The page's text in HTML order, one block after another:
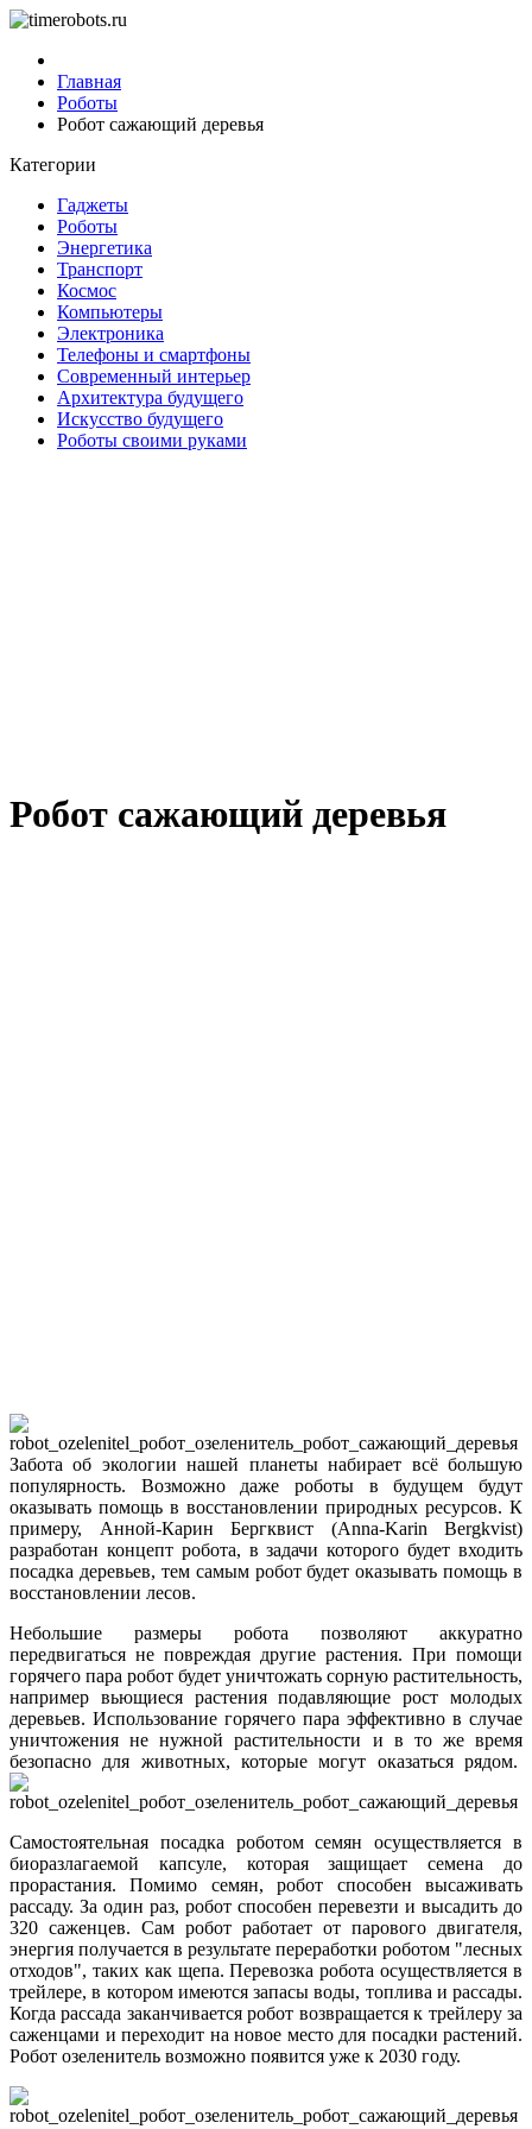
Главная
Роботы
Робот сажающий деревья
Категории
Гаджеты
Роботы
Энергетика
Транспорт
Космос
Компьютеры
Электроника
Телефоны и смартфоны
Современный интерьер
Архитектура будущего
Искусство будущего
Роботы своими руками
Робот сажающий деревья
Забота об экологии нашей планеты набирает всё большую
популярность. Возможно даже роботы в будущем будут
оказывать помощь в восстановлении природных ресурсов. К
примеру, Анной-Карин Бергквист (Anna-Karin Bergkvist)
разработан концепт робота, в задачи которого будет входить
посадка деревьев, тем самым робот будет оказывать помощь в
восстановлении лесов.
Небольшие размеры робота позволяют аккуратно
передвигаться не повреждая другие растения. При помощи
горячего пара робот будет уничтожать сорную растительность,
например вьющиеся растения подавляющие рост молодых
деревьев. Использование горячего пара эффективно в случае
уничтожения не нужной растительности и в то же время
безопасно для животных, которые могут оказаться рядом.
Самостоятельная посадка роботом семян осуществляется в
биоразлагаемой капсуле, которая защищает семена до
прорастания. Помимо семян, робот способен высаживать
рассаду. За один раз, робот способен перевезти и высадить до
320 саженцев. Сам робот работает от парового двигателя,
энергия получается в результате переработки роботом "лесных
отходов", таких как щепа. Перевозка робота осуществляется в
трейлере, в котором имеются запасы воды, топлива и рассады.
Когда рассада заканчивается робот возвращается к трейлеру за
саженцами и переходит на новое место для посадки растений.
Робот озеленитель возможно появится уже к 2030 году.